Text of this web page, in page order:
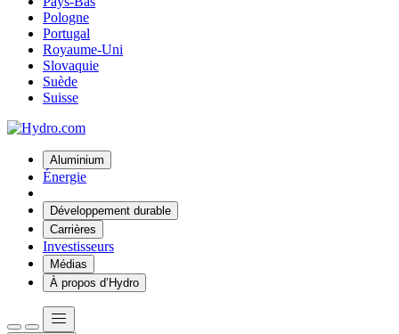
Pologne
Portugal
Royaume-Uni
Slovaquie
Suède
Suisse
Aluminium
Énergie
Développement durable
Carrières
Investisseurs
Médias
À propos d’Hydro